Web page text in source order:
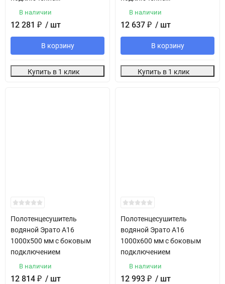
В наличии
12 281 ₽ / шт
В корзину
Купить в 1 клик
В наличии
12 637 ₽ / шт
В корзину
Купить в 1 клик
Полотенцесушитель
водяной Эрато А16
1000х500 мм с боковым
подключением
В наличии
12 814 ₽ / шт
Полотенцесушитель
водяной Эрато А16
1000х600 мм с боковым
подключением
В наличии
12 993 ₽ / шт